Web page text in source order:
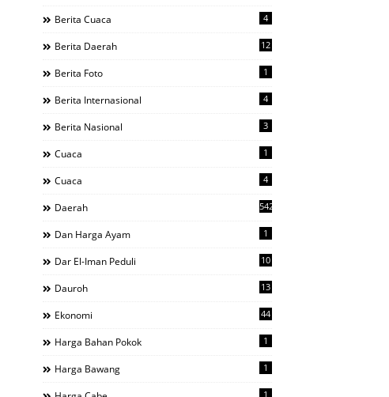
Berita Cuaca 4
Berita Daerah 12
Berita Foto 1
Berita Internasional 4
Berita Nasional 3
Cuaca 1
Cuaca 4
Daerah 542
Dan Harga Ayam 1
Dar El-Iman Peduli 10
Dauroh 13
Ekonomi 44
Harga Bahan Pokok 1
Harga Bawang 1
1